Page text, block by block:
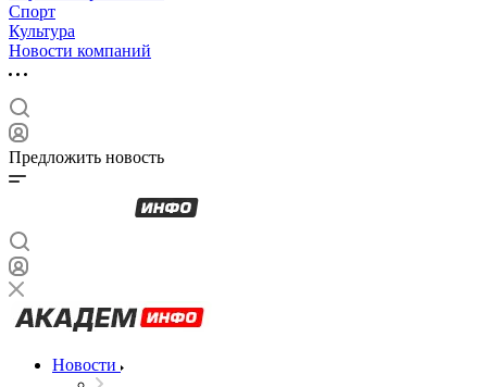
Спорт
Культура
Новости компаний
Предложить новость
Новости